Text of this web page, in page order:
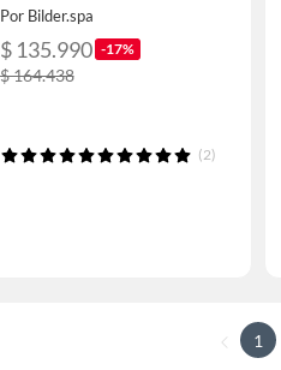
Por Bilder.spa
$ 135.990 -17%
$ 164.438
(2)
1